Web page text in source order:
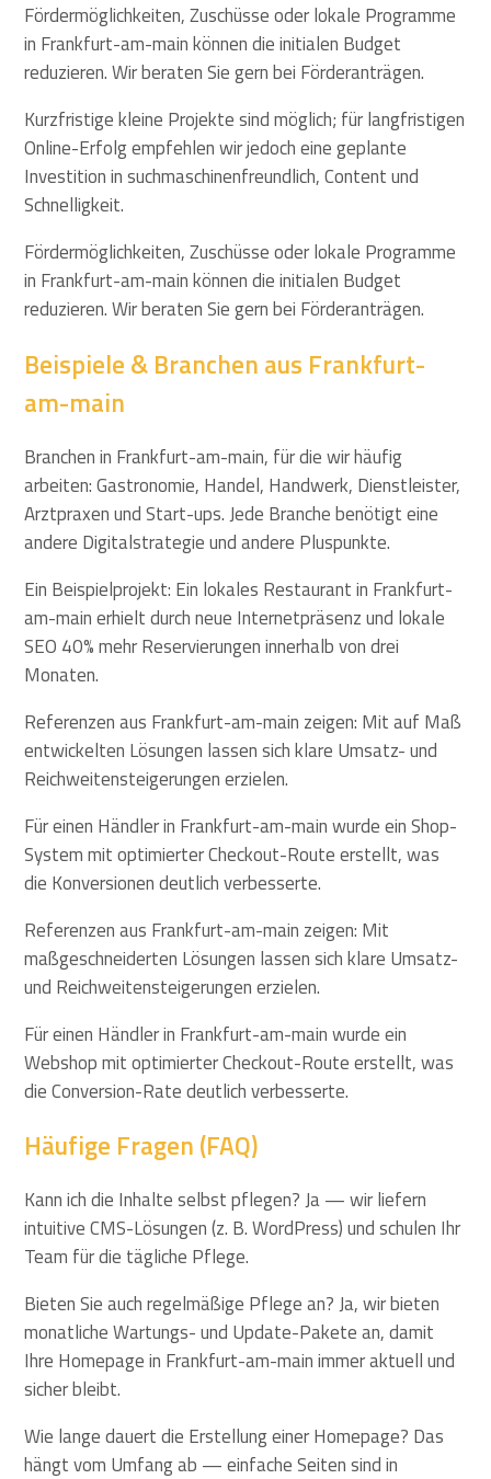
Fördermöglichkeiten, Zuschüsse oder lokale Programme
in Frankfurt-am-main können die initialen Budget
reduzieren. Wir beraten Sie gern bei Förderanträgen.
Kurzfristige kleine Projekte sind möglich; für langfristigen
Online-Erfolg empfehlen wir jedoch eine geplante
Investition in suchmaschinenfreundlich, Content und
Schnelligkeit.
Fördermöglichkeiten, Zuschüsse oder lokale Programme
in Frankfurt-am-main können die initialen Budget
reduzieren. Wir beraten Sie gern bei Förderanträgen.
Beispiele & Branchen aus Frankfurt-
am-main
Branchen in Frankfurt-am-main, für die wir häufig
arbeiten: Gastronomie, Handel, Handwerk, Dienstleister,
Arztpraxen und Start-ups. Jede Branche benötigt eine
andere Digitalstrategie und andere Pluspunkte.
Ein Beispielprojekt: Ein lokales Restaurant in Frankfurt-
am-main erhielt durch neue Internetpräsenz und lokale
SEO 40% mehr Reservierungen innerhalb von drei
Monaten.
Referenzen aus Frankfurt-am-main zeigen: Mit auf Maß
entwickelten Lösungen lassen sich klare Umsatz- und
Reichweitensteigerungen erzielen.
Für einen Händler in Frankfurt-am-main wurde ein Shop-
System mit optimierter Checkout-Route erstellt, was
die Konversionen deutlich verbesserte.
Referenzen aus Frankfurt-am-main zeigen: Mit
maßgeschneiderten Lösungen lassen sich klare Umsatz-
und Reichweitensteigerungen erzielen.
Für einen Händler in Frankfurt-am-main wurde ein
Webshop mit optimierter Checkout-Route erstellt, was
die Conversion-Rate deutlich verbesserte.
Häufige Fragen (FAQ)
Kann ich die Inhalte selbst pflegen? Ja — wir liefern
intuitive CMS-Lösungen (z. B. WordPress) und schulen Ihr
Team für die tägliche Pflege.
Bieten Sie auch regelmäßige Pflege an? Ja, wir bieten
monatliche Wartungs- und Update-Pakete an, damit
Ihre Homepage in Frankfurt-am-main immer aktuell und
sicher bleibt.
Wie lange dauert die Erstellung einer Homepage? Das
hängt vom Umfang ab — einfache Seiten sind in